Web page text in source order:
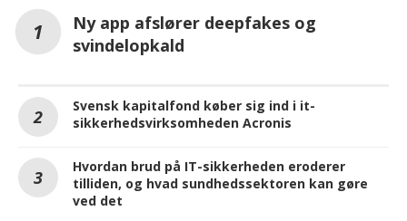
Ny app afslører deepfakes og
svindelopkald
Svensk kapitalfond køber sig ind i it-
sikkerhedsvirksomheden Acronis
Hvordan brud på IT-sikkerheden eroderer
tilliden, og hvad sundhedssektoren kan gøre
ved det